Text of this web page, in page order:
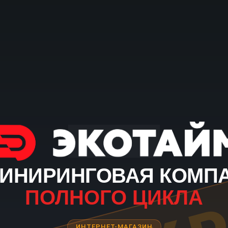
ПОЛНОГО ЦИКЛА
ИНТЕРНЕТ-МАГАЗИН